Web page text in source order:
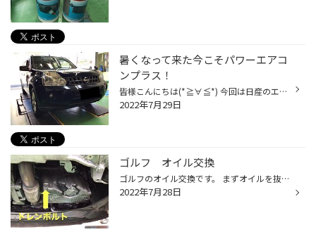
暑くなって来た今こそパワーエアコ
ンプラス！
皆様こんにちは(*≧∀≦*) 今回は日産のエクストレイルにWAKO'Sのパワーエアコンプラスを施工しました。 パワーエアコンプラスとは？ コンプレッサーの抵抗を低減させエアコン使用時の燃費の悪化やパワーダウンの抑制にクーラの効きを良くしてくれ今よりも快適なドライブをお楽しみいただけます！ 施工...
2022年7月29日
ゴルフ オイル交換
ゴルフのオイル交換です。 まずオイルを抜いていきます。 こちらのドレンボルトを外して、オイルを抜いていきます。 オイルを抜き終えたら、ドレンボルトを絞め、新しいオイルを 入れていきます。 今回はこちらのモービル1の5w30というオイルを入れていきます。 オイルをある程度入れたらエンジンを...
2022年7月28日